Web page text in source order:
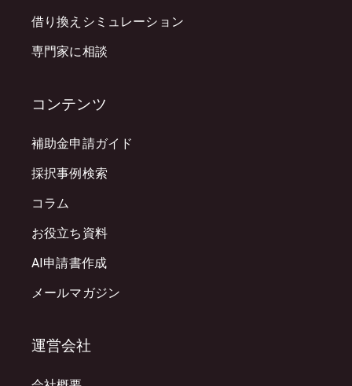
借り換えシミュレーション
専門家に相談
コンテンツ
補助金申請ガイド
採択事例検索
コラム
お役立ち資料
AI申請書作成
メールマガジン
運営会社